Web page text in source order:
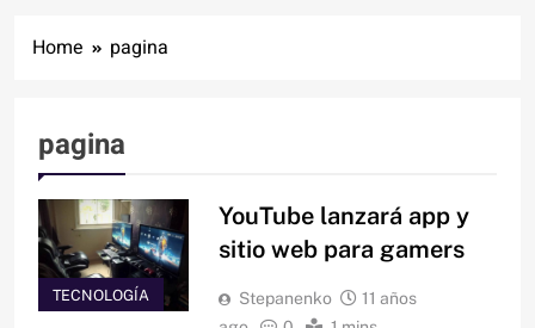
Home pagina
pagina
TECNOLOGÍA
YouTube lanzará app y
sitio web para gamers
Stepanenko
11 años